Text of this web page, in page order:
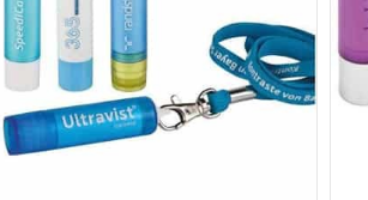
Protezione per le mani in pratica
confezione spray tascabile arricchito
di acido ialuronico e burro di karitè